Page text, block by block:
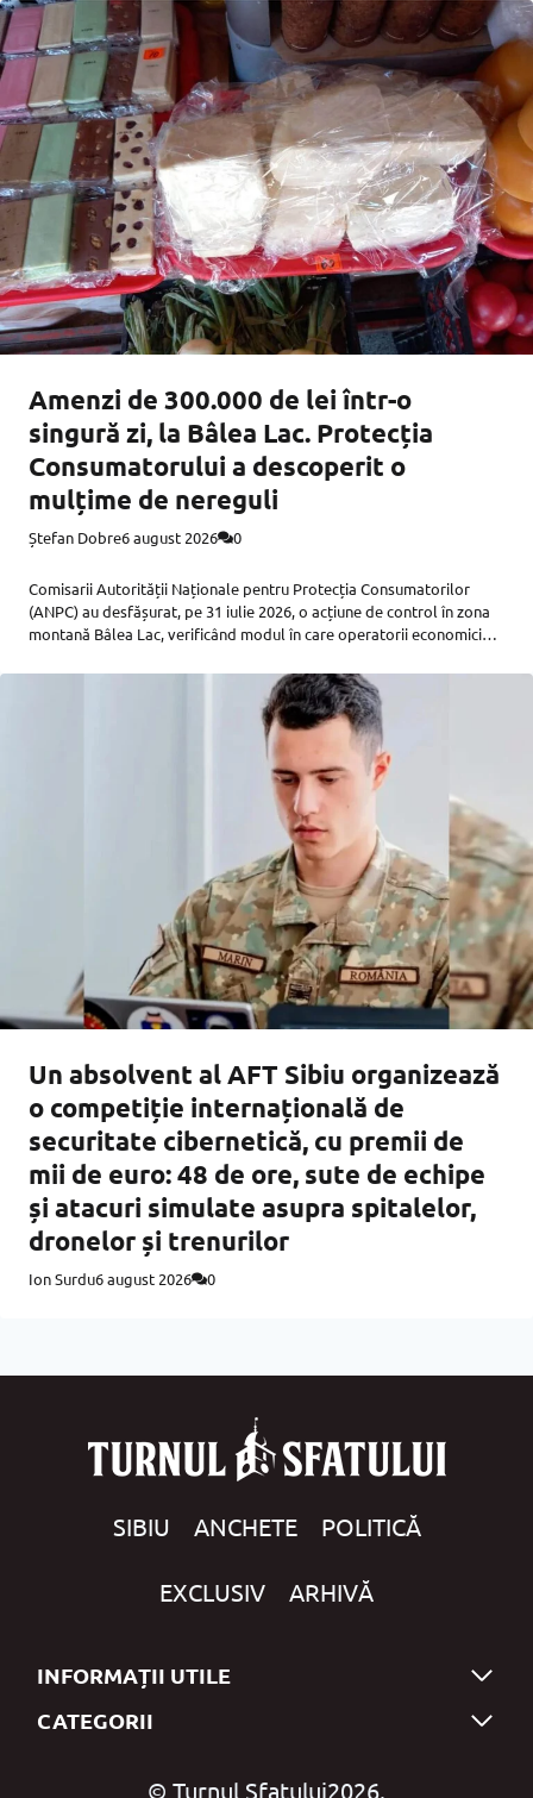
Amenzi de 300.000 de lei într-o
singură zi, la Bâlea Lac. Protecția
Consumatorului a descoperit o
mulțime de nereguli
Ștefan Dobre6 august 2026 0
Comisarii Autorității Naționale pentru Protecția Consumatorilor
(ANPC) au desfășurat, pe 31 iulie 2026, o acțiune de control în zona
montană Bâlea Lac, verificând modul în care operatorii economici
alimentației publice și al prestării
Un absolvent al AFT Sibiu organizează
o competiție internațională de
securitate cibernetică, cu premii de
mii de euro: 48 de ore, sute de echipe
și atacuri simulate asupra spitalelor,
dronelor și trenurilor
Ion Surdu6 august 2026 0
SIBIU ANCHETE POLITICĂ
EXCLUSIV ARHIVĂ
INFORMAȚII UTILE
CATEGORII
© Turnul Sfatului2026.